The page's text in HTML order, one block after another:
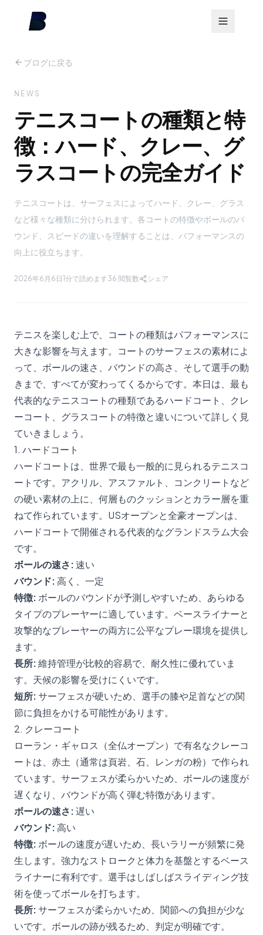
ブログに戻る
NEWS
テニスコートの種類と特
徴：ハード、クレー、グ
ラスコートの完全ガイド
テニスコートは、サーフェスによってハード、クレー、グラス
など様々な種類に分けられます。各コートの特徴やボールのバ
ウンド、スピードの違いを理解することは、パフォーマンスの
向上に役立ちます。
2026年6月6日1分で読めます36 閲覧数 シェア
テニスを楽しむ上で、コートの種類はパフォーマンスに
大きな影響を与えます。コートのサーフェスの素材によ
って、ボールの速さ、バウンドの高さ、そして選手の動
きまで、すべてが変わってくるからです。本日は、最も
代表的なテニスコートの種類であるハードコート、クレ
ーコート、グラスコートの特徴と違いについて詳しく見
ていきましょう。
1. ハードコート
ハードコートは、世界で最も一般的に見られるテニスコ
ートです。アクリル、アスファルト、コンクリートなど
の硬い素材の上に、何層ものクッションとカラー層を重
ねて作られています。USオープンと全豪オープンは、
ハードコートで開催される代表的なグランドスラム大会
です。
ボールの速さ:速い
バウンド:高く、一定
特徴: ボールのバウンドが予測しやすいため、あらゆる
タイプのプレーヤーに適しています。ベースライナーと
攻撃的なプレーヤーの両方に公平なプレー環境を提供し
ます。
長所:維持管理が比較的容易で、耐久性に優れていま
す。天候の影響を受けにくいです。
短所:サーフェスが硬いため、選手の膝や足首などの関
節に負担をかける可能性があります。
2. クレーコート
ローラン・ギャロス（全仏オープン）で有名なクレーコ
ートは、赤土（通常は頁岩、石、レンガの粉）で作られ
ています。サーフェスが柔らかいため、ボールの速度が
遅くなり、バウンドが高く弾む特徴があります。
ボールの速さ:遅い
バウンド:高い
特徴: ボールの速度が遅いため、長いラリーが頻繁に発
生します。強力なストロークと体力を基盤とするベース
ライナーに有利です。選手はしばしばスライディング技
術を使ってボールを打ちます。
長所:サーフェスが柔らかいため、関節への負担が少な
いです。ボールの跡が残るため、判定が明確です。